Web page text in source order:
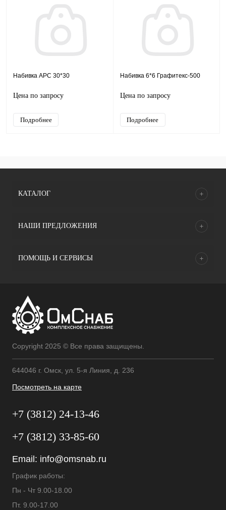
Набивка АРС 30*30
Цена по запросу
Подробнее
Набивка 6*6 Графитекс-500
Цена по запросу
Подробнее
КАТАЛОГ
НАШИ ПРЕДЛОЖЕНИЯ
ПОМОЩЬ И СЕРВИСЫ
Copyright 2025 © Все права защищены.
644046 г. Омск, ул. 5-я Линия, д. 236
Посмотреть на карте
+7 (3812) 24-13-46
+7 (3812) 33-85-60
Email: info@omsnab.ru
График работы:
Пн - Чт 9.00-18.00
Пт. 9.00-17.00